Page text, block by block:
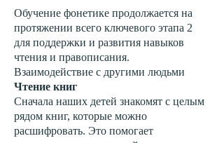
Обучение фонетике продолжается на
протяжении всего ключевого этапа 2
для поддержки и развития навыков
чтения и правописания.
Взаимодействие с другими людьми
Чтение книг
Сначала наших детей знакомят с целым
рядом книг, которые можно
расшифровать. Это помогает